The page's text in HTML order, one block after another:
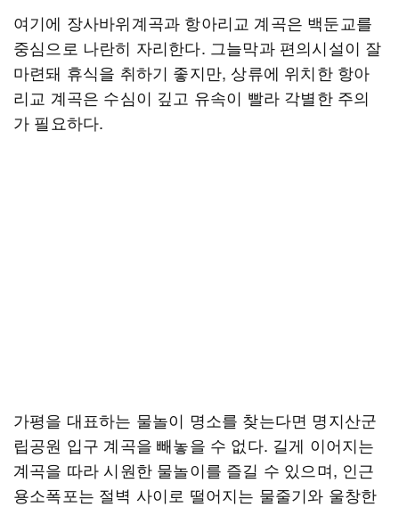
여기에 장사바위계곡과 항아리교 계곡은 백둔교를
중심으로 나란히 자리한다. 그늘막과 편의시설이 잘
마련돼 휴식을 취하기 좋지만, 상류에 위치한 항아
리교 계곡은 수심이 깊고 유속이 빨라 각별한 주의
가 필요하다.
가평을 대표하는 물놀이 명소를 찾는다면 명지산군
립공원 입구 계곡을 빼놓을 수 없다. 길게 이어지는
계곡을 따라 시원한 물놀이를 즐길 수 있으며, 인근
용소폭포는 절벽 사이로 떨어지는 물줄기와 울창한